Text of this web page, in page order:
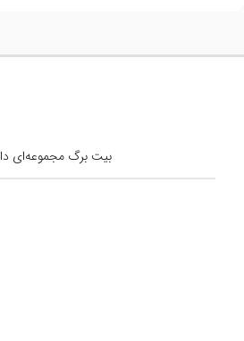
بیت برگ مجموعه‌ای دانش